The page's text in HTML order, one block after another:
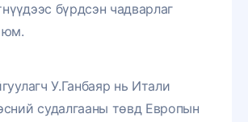
бүрдсэн чадварлаг
юм.
У.Ганбаяр нь Итали
судалгааны төвд Европын